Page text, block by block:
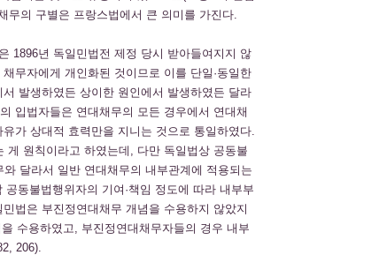
무의 구별은 프랑스법에서 큰 의미를 가진다.
1896년 독일민법전 제정 당시 받아들여지지 않
무자에게 개인화된 것이므로 이를 단일·동일한
발생하였든 상이한 원인에서 발생하였든 달라
입법자들은 연대채무의 모든 경우에서 연대채
가 상대적 효력만을 지니는 것으로 통일하였다.
게 원칙이라고 하였는데, 다만 독일법상 공동불
달라서 일반 연대채무의 내부관계에 적용되는
동불법행위자의 기여·책임 정도에 따라 내부부
법은 부진정연대채무 개념을 수용하지 않았지
수용하였고, 부진정연대채무자들의 경우 내부
206).